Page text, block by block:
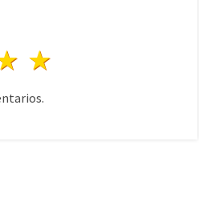
4 estrellas
estrellas